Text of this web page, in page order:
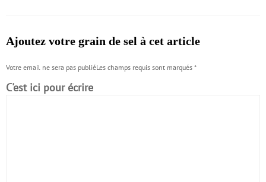
Ajoutez votre grain de sel à cet article
Votre email ne sera pas publiéLes champs requis sont marqués *
C'est ici pour écrire